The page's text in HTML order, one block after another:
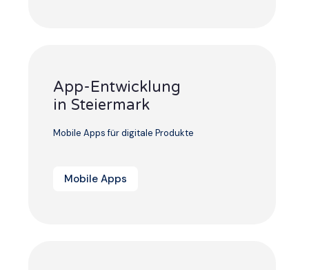
App-Entwicklung
in Steiermark
Mobile Apps für digitale Produkte
Mobile Apps